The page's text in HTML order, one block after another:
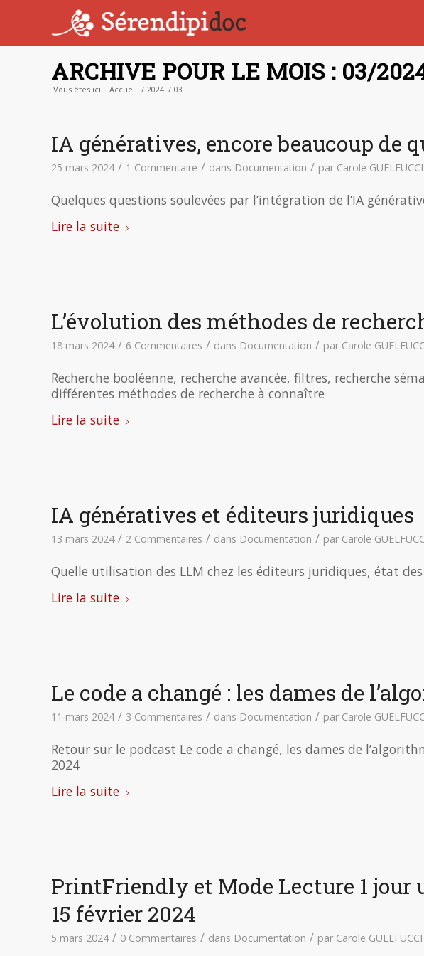
ARCHIVE POUR LE MOIS : 03/
Vous êtes ici : Accueil / 2024 / 03
IA génératives, encore beaucoup de
25 mars 2024 / 1 Commentaire / dans Documentation / par Carole GUELFUCCI
Quelques questions soulevées par l’intégration de l’IA
Lire la suite
L’évolution des méthodes de
18 mars 2024 / 6 Commentaires / dans Documentation / par Carole
Recherche booléenne, recherche avancée, filtres, recherche
différentes méthodes de recherche à connaître
Lire la suite
IA génératives et éditeurs juridiques
13 mars 2024 / 2 Commentaires / dans Documentation / par Carole
Quelle utilisation des LLM chez les éditeurs juridiques, état
Lire la suite
Le code a changé : les dames de
11 mars 2024 / 3 Commentaires / dans Documentation / par Carole
Retour sur le podcast Le code a changé, les dames de
2024
Lire la suite
PrintFriendly et Mode Lecture 1 jour
15 février 2024
5 mars 2024 / 0 Commentaires / dans Documentation / par Carole GUELFUCCI